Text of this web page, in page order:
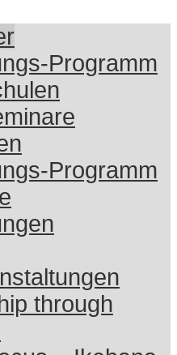
Programm
Programm
through